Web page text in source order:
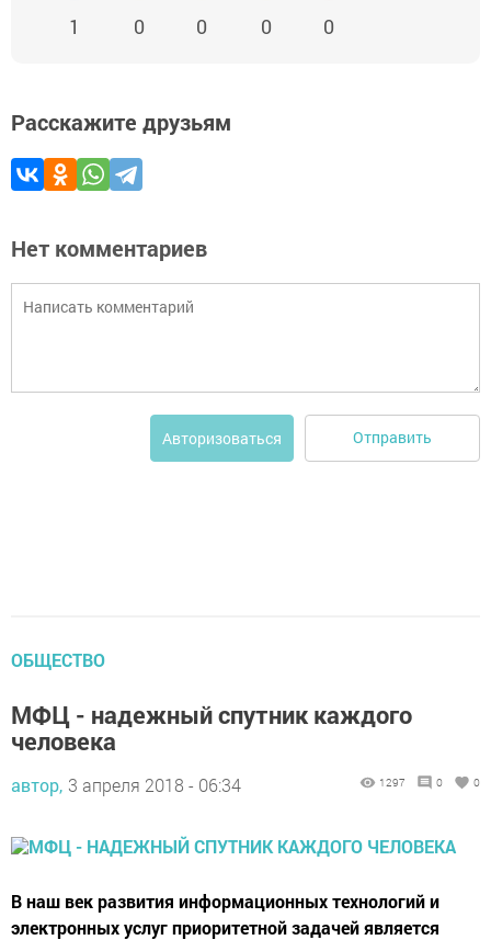
1 0 0 0 0
Расскажите друзьям
Нет комментариев
Авторизоваться Отправить
ОБЩЕСТВО
МФЦ - надежный спутник каждого
человека
автор, 3 апреля 2018 - 06:34 1297 0 0
В наш век развития информационных технологий и
электронных услуг приоритетной задачей является